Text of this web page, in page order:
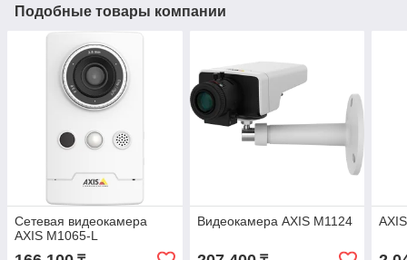
Подобные товары компании
Сетевая видеокамера
AXIS M1065-L
Видеокамера AXIS M1124